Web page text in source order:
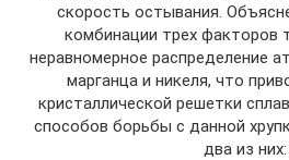
скорость остывания.
комбинации трех факторов
неравномерное распределение
марганца и никеля, что
кристаллической решетки
способов борьбы с данной
два из них: